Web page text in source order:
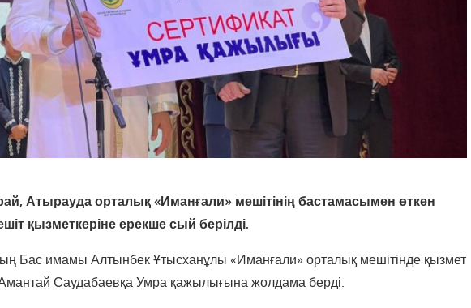
Атырауда орталық «Иманғали» мешітінің бастамасымен өткен
қызметкеріне ерекше сый берілді.
Бас имамы Алтынбек Ұтысханұлы «Иманғали» орталық мешітінде қызмет
Амантай Саудабаевқа Умра қажылығына жолдама берді.